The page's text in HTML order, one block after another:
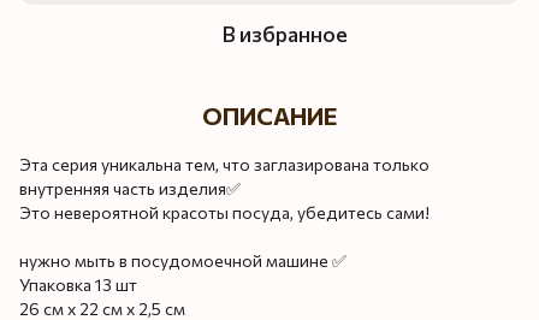
В избранное
ОПИСАНИЕ
Эта серия уникальна тем, что заглазирована только
внутренняя часть изделия✅
Это невероятной красоты посуда, убедитесь сами!
нужно мыть в посудомоечной машине ✅
Упаковка 13 шт
26 см х 22 см х 2,5 см